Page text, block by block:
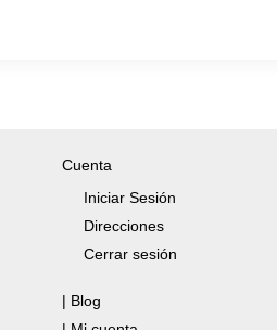
Cuenta
Iniciar Sesión
Direcciones
Cerrar sesión
| Blog